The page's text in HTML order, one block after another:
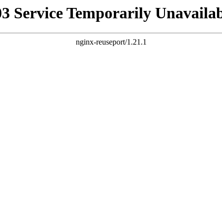
Service Temporarily
nginx-reuseport/1.21.1